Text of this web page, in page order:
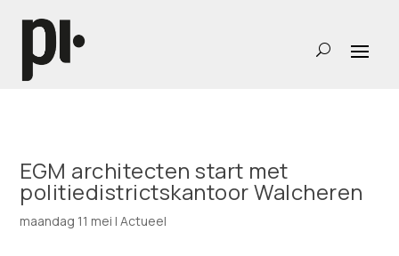
EGM architecten start met
politiedistrictskantoor Walcheren
maandag 11 mei |Actueel